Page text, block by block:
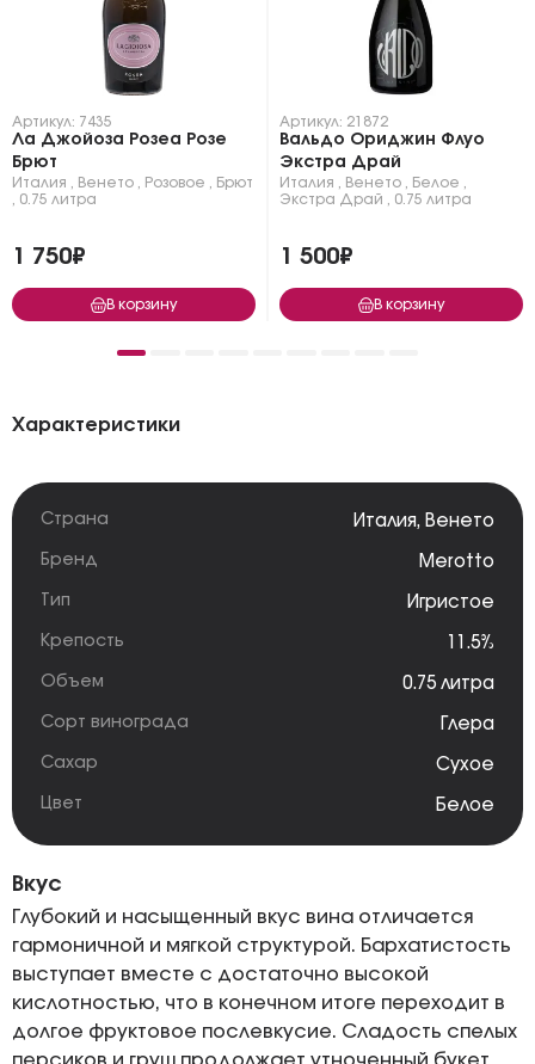
Артикул: 7435
Ла Джойоза Розеа Розе
Брют
Италия Венето Розовое
Брют
0.75 литра
1 750₽
В корзину
Артикул: 21872
Вальдо Ориджин Флуо
Экстра Драй
Италия Венето Белое
Экстра Драй
0.75 литра
1 500₽
В корзину
Характеристики
Страна Италия, Венето
Бренд Merotto
Тип Игристое
Крепость 11.5%
Объем 0.75 литра
Сорт винограда Глера
Сахар Сухое
Цвет Белое
Вкус
Глубокий и насыщенный вкус вина отличается
гармоничной и мягкой структурой. Бархатистость
выступает вместе с достаточно высокой
кислотностью, что в конечном итоге переходит в
долгое фруктовое послевкусие. Сладость спелых